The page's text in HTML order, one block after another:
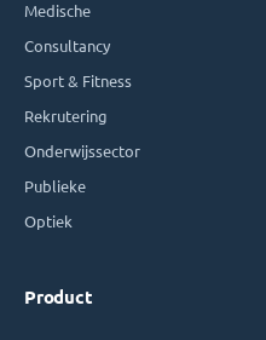
Medische
Consultancy
Sport & Fitness
Rekrutering
Onderwijssector
Publieke
Optiek
Product